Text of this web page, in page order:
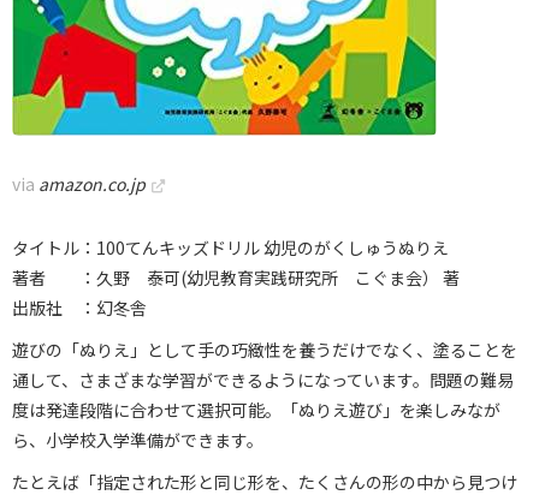
via amazon.co.jp
タイトル：100てんキッズドリル 幼児のがくしゅうぬりえ
著者 ：久野 泰可(幼児教育実践研究所 こぐま会） 著
出版社 ：幻冬舎
遊びの「ぬりえ」として手の巧緻性を養うだけでなく、塗ることを
通して、さまざまな学習ができるようになっています。問題の難易
度は発達段階に合わせて選択可能。「ぬりえ遊び」を楽しみなが
ら、小学校入学準備ができます。
たとえば「指定された形と同じ形を、たくさんの形の中から見つけ